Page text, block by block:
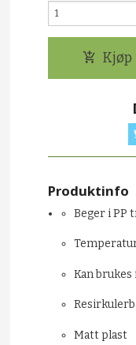
Kjøp
Produktinfo
Beger i PP
Kan
Matt plast